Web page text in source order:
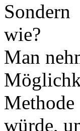
Sondern
wie?
Man
Methode
würde,